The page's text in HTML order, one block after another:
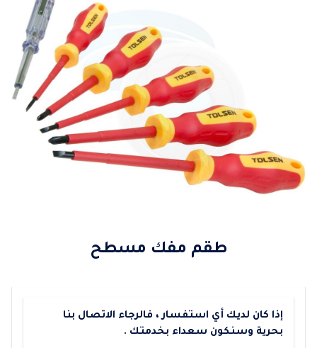
طقم مفك مسطح
إذا كان لديك أي استفسار ، فالرجاء الاتصال بنا
بحرية وسنكون سعداء بخدمتك .